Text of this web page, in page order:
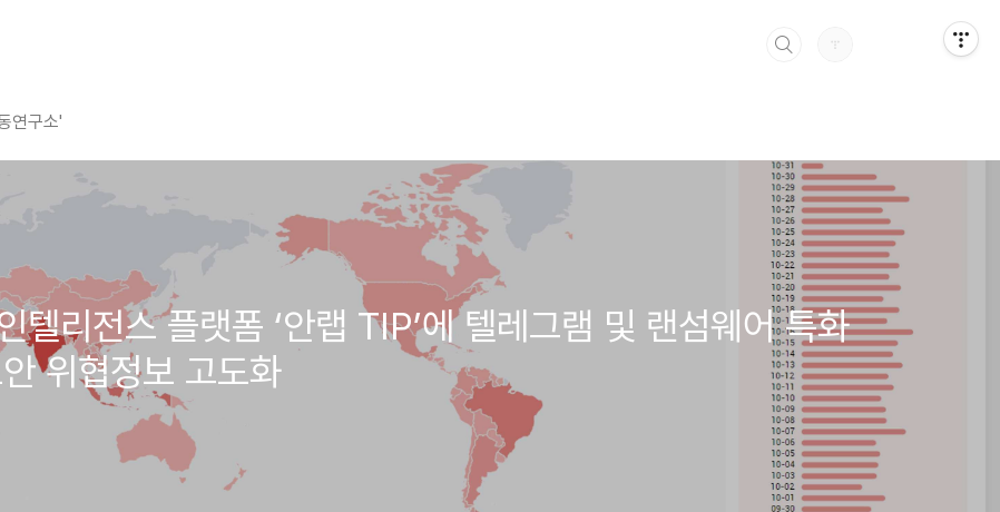
연구소'
리전스 플랫폼 ‘안랩 TIP’에 텔레그램 및 랜섬웨어 특화
위협정보 고도화